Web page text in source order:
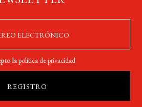
lapolítica de privacidad